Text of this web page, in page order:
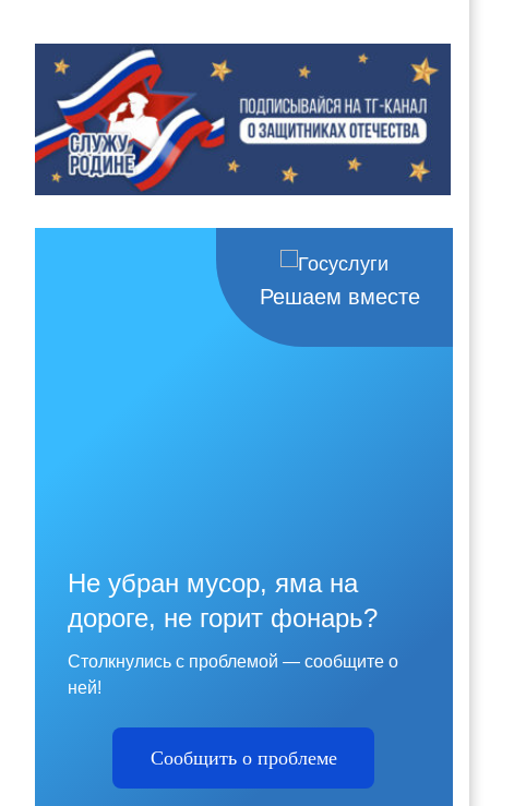
Решаем вместе
Не убран мусор, яма на
дороге, не горит фонарь?
Столкнулись с проблемой — сообщите о
ней!
Сообщить о проблеме